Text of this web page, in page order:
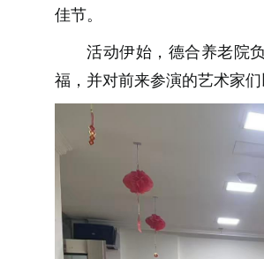
佳节。
活动伊始，德合养老院
福，并对前来参演的艺术家